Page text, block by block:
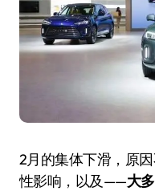
2月的集体下滑，原
性影响，以及——大